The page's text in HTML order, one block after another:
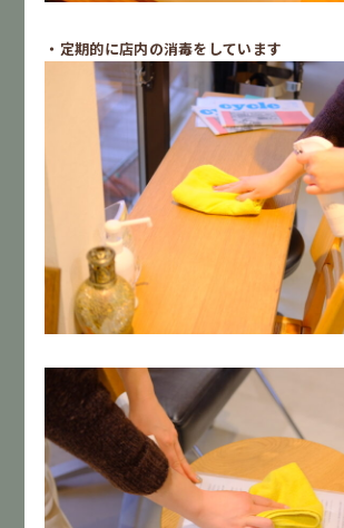
・定期的に店内の消毒をしています